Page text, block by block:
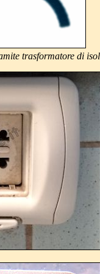
trasformatore di